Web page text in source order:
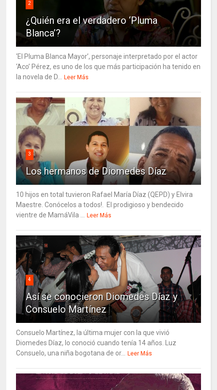
2
¿Quién era el verdadero ‘Pluma
Blanca’?
‘El Pluma Blanca Mayor’, personaje interpretado por el actor
‘Aco’ Pérez, es uno de los que más participación ha tenido en
la novela de D... Leer Más
3
Los hermanos de Diomedes Díaz
10 hijos en total tuvieron Rafael María Díaz (QEPD) y Elvira
Maestre. Conócelos a todos!. El prodigioso y bendecido
vientre de MamáVila ... Leer Más
4
Así se conocieron Diomedes Díaz y
Consuelo Martínez
Consuelo Martínez, la última mujer con la que vivió
Diomedes Díaz, lo conoció cuando tenía 14 años. Luz
Consuelo, una niña bogotana de or... Leer Más